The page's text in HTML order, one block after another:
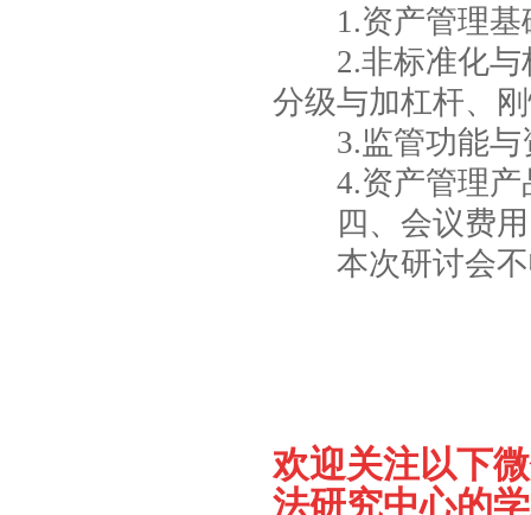
1.资产管理基
2.非标准化与
分级与加杠杆、
3.监管功能与
4.资产管理产
四、会议费用
本次研讨会不
欢迎关注以下
法研究中心的